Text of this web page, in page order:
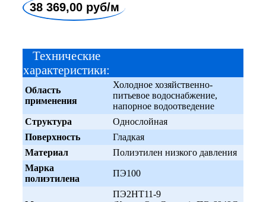
38 369,00 руб/м
Технические
характеристики:
Область
применения
Холодное хозяйственно-
питьевое водоснабжение,
напорное водоотведение
Структура
Однослойная
Поверхность
Гладкая
Материал
Полиэтилен низкого давления
Марка
полиэтилена
ПЭ100
ПЭ2НТ11-9